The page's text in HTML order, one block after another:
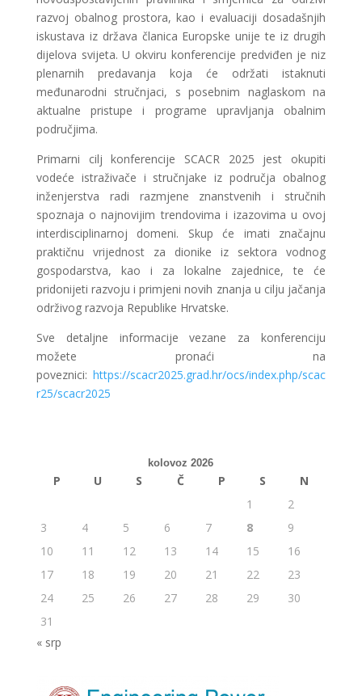
razvoj obalnog prostora, kao i evaluaciji dosadašnjih
iskustava iz država članica Europske unije te iz drugih
dijelova svijeta. U okviru konferencije predviđen je niz
plenarnih predavanja koja će održati istaknuti
međunarodni stručnjaci, s posebnim naglaskom na
aktualne pristupe i programe upravljanja obalnim
područjima.
Primarni cilj konferencije SCACR 2025 jest okupiti
vodeće istraživače i stručnjake iz područja obalnog
inženjerstva radi razmjene znanstvenih i stručnih
spoznaja o najnovijim trendovima i izazovima u ovoj
interdisciplinarnoj domeni. Skup će imati značajnu
praktičnu vrijednost za dionike iz sektora vodnog
gospodarstva, kao i za lokalne zajednice, te će
pridonijeti razvoju i primjeni novih znanja u cilju jačanja
održivog razvoja Republike Hrvatske.
Sve detaljne informacije vezane za konferenciju
možete pronaći na
poveznici:https://scacr2025.grad.hr/ocs/index.php/scac
r25/scacr2025
kolovoz 2026
P U S Č P S
N
1
2
3
4 5 6 7 8
9
10
11 12 13 14 15
16
17
18 19 20 21 22
23
24
25 26 27 28 29
30
31
« srp